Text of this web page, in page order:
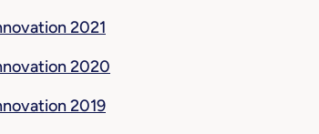
2021
2020
2019